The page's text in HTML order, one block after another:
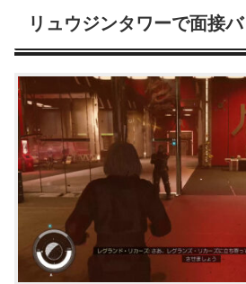
リュウジンタワーで面接